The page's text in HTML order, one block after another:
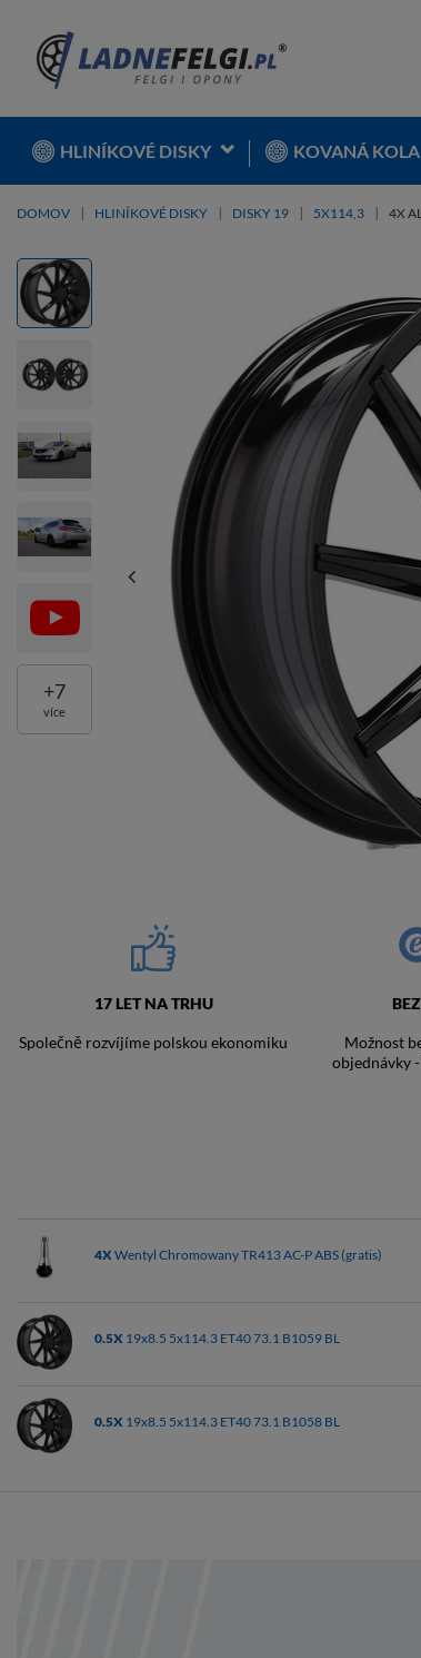
HLINÍKOVÉ DISKY KOVANÁ KOLA
DOMOV HLINÍKOVÉ DISKY DISKY 19 5X114,3 4X
+7
více
17 LET NA TRHU
Společně rozvíjíme polskou ekonomiku
Možnost
objednávky
4X Wentyl Chromowany TR413 AC-P ABS (gratis)
0.5X 19x8.5 5x114.3 ET40 73.1 B1059 BL
0.5X 19x8.5 5x114.3 ET40 73.1 B1058 BL